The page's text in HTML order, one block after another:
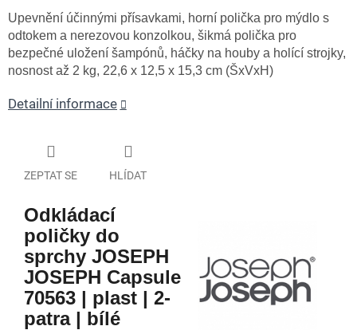
Upevnění účinnými přísavkami, horní polička pro mýdlo s
odtokem a nerezovou konzolkou, šikmá polička pro
bezpečné uložení šampónů, háčky na houby a holící strojky,
nosnost až 2 kg, 22,6 x 12,5 x 15,3 cm (ŠxVxH)
Detailní informace
ZEPTAT SE HLÍDAT
Odkládací
poličky do
sprchy JOSEPH
JOSEPH Capsule
70563 | plast | 2-
patra | bílé